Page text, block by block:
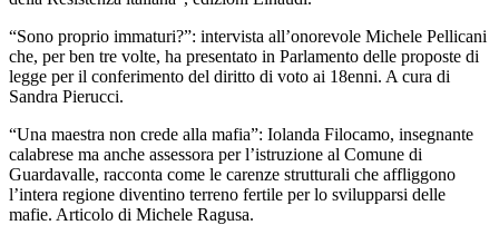
“Sono proprio immaturi?”: intervista all’onorevole Michele Pellicani
che, per ben tre volte, ha presentato in Parlamento delle proposte di
legge per il conferimento del diritto di voto ai 18enni. A cura di
Sandra Pierucci.
“Una maestra non crede alla mafia”: Iolanda Filocamo, insegnante
calabrese ma anche assessora per l’istruzione al Comune di
Guardavalle, racconta come le carenze strutturali che affliggono
l’intera regione diventino terreno fertile per lo svilupparsi delle
mafie. Articolo di Michele Ragusa.